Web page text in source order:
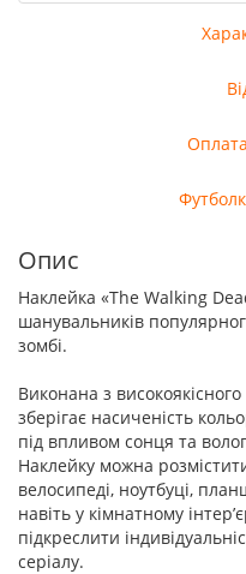
Опис
Наклейка «The Walking
шанувальників
зомбі.
Виконана з
зберігає насиченість
під впливом сонця та
Наклейку можна
велосипеді, ноутбуці,
навіть у кімнатному
підкреслити
серіалу.